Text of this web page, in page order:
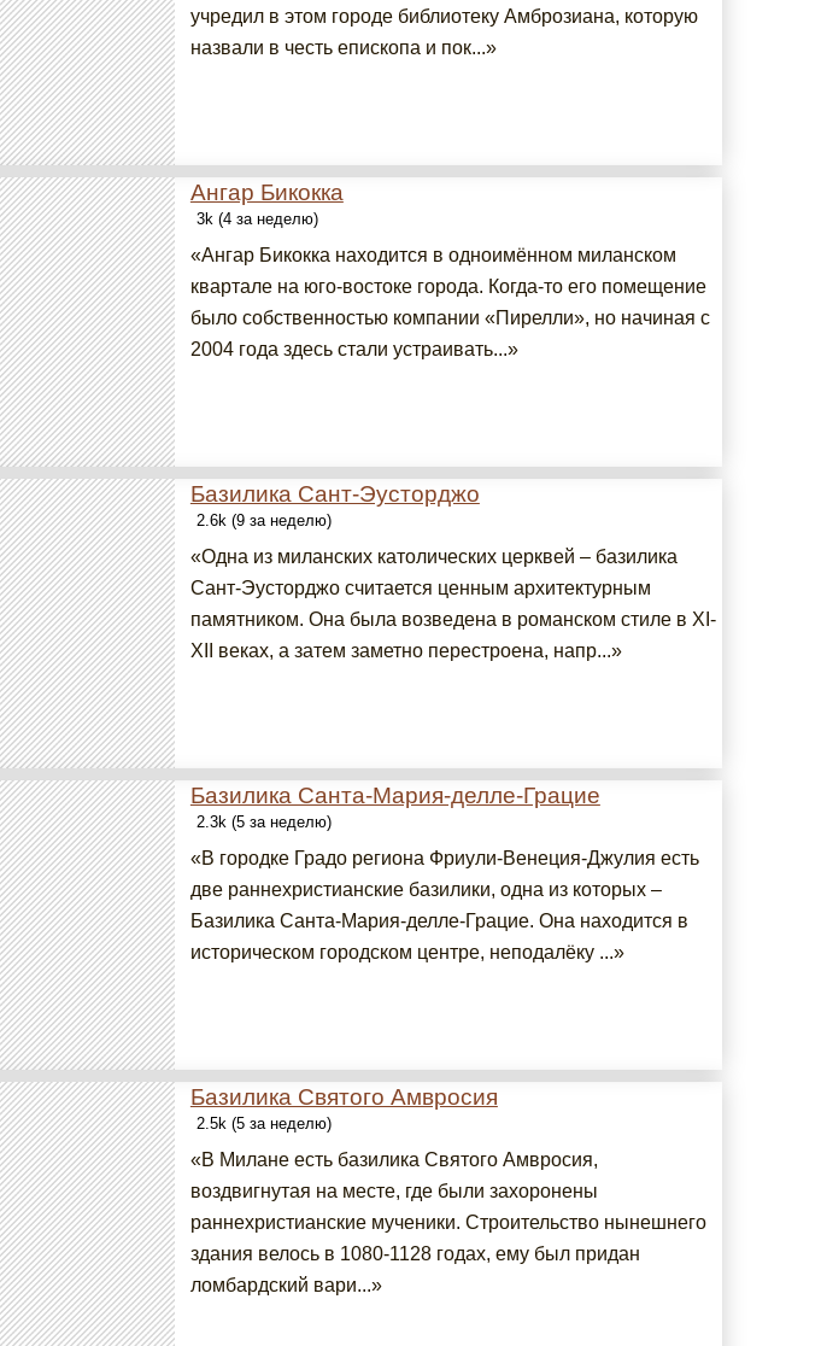
учредил в этом городе библиотеку Амброзиана, которую
назвали в честь епископа и пок...»
Ангар Бикокка
3k (4 за неделю)
«Ангар Бикокка находится в одноимённом миланском
квартале на юго-востоке города. Когда-то его помещение
было собственностью компании «Пирелли», но начиная с
2004 года здесь стали устраивать...»
Базилика Сант-Эусторджо
2.6k (9 за неделю)
«Одна из миланских католических церквей – базилика
Сант-Эусторджо считается ценным архитектурным
памятником. Она была возведена в романском стиле в XI-
XII веках, а затем заметно перестроена, напр...»
Базилика Санта-Мария-делле-Грацие
2.3k (5 за неделю)
«В городке Градо региона Фриули-Венеция-Джулия есть
две раннехристианские базилики, одна из которых –
Базилика Санта-Мария-делле-Грацие. Она находится в
историческом городском центре, неподалёку ...»
Базилика Святого Амвросия
2.5k (5 за неделю)
«В Милане есть базилика Святого Амвросия,
воздвигнутая на месте, где были захоронены
раннехристианские мученики. Строительство нынешнего
здания велось в 1080-1128 годах, ему был придан
ломбардский вари...»